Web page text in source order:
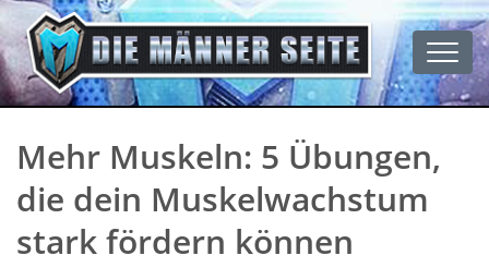
Mehr Muskeln: 5 Übungen,
die dein Muskelwachstum
stark fördern können